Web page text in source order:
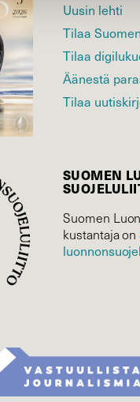
Uusin lehti
Tilaa
Tilaa
Äänestä
Tilaa
SUOMEN
Suomen
kustantaja on